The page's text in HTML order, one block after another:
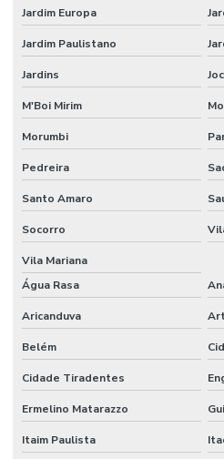
Empresa de engenharia de
Empresa de higiene ocupacional
Empresa pgr
Empresa de segurança do trabalho
Empresa de segurança do trabalho sp
Empresa de tecnico de segurança do
Empresa terceirizada de bombeiro
Empresas de bombeiro civil
Empresas de consultoria em
Engenharia de segurança do trabalho
Fiscalização de paradas de
Formação em coaching de
Formação executiva em SST
Gerenciamento de paradas de
Jardim Europa
Jardim Paulistano
Jardins
M'Boi Mirim
Morumbi
Pedreira
Santo Amaro
Socorro
Vila Mariana
Água Rasa
Aricanduva
Belém
Cidade Tiradentes
Ermelino Matarazzo
Itaim Paulista